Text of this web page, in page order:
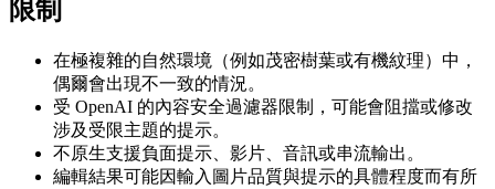
限制
在極複雜的自然環境（例如茂密樹葉或有機紋理）中，
偶爾會出現不一致的情況。
受 OpenAI 的內容安全過濾器限制，可能會阻擋或修改
涉及受限主題的提示。
不原生支援負面提示、影片、音訊或串流輸出。
編輯結果可能因輸入圖片品質與提示的具體程度而有所